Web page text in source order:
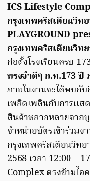
ICS Lifestyle
กรุงเทพคริสเตียนวิท
PLAYGROUND
กรุงเทพคริสเตียนวิท
ก่อตั้งโรงเรียนครบ
ทรงจำดีๆ ก.ท.173 ปี
ภายในงานจะได้พบกั
เพลิดเพลินกับการแส
สินค้าหลากหลายจาก
จำหน่ายบัตรเข้าร่วมง
กรุงเทพคริสเตียนวิท
2568 เวลา 12:00 –
Complex ตรงข้ามไอ